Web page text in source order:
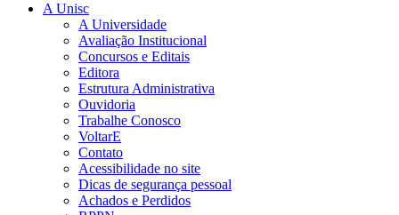
A Unisc
A Universidade
Avaliação Institucional
Concursos e Editais
Editora
Estrutura Administrativa
Ouvidoria
Trabalhe Conosco
VoltarE
Contato
Acessibilidade no site
Dicas de segurança pessoal
Achados e Perdidos